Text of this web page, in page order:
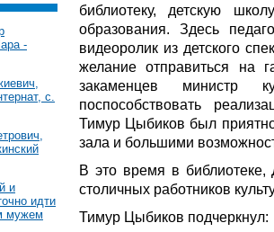
-
с.
и
идти
мужем
библиотеку, детскую
образования. Здесь
видеоролик из детского
желание отправиться на
закаменцев министр
поспособствовать
Тимур Цыбиков был
зала и большими
В это время в
столичных работников
Тимур Цыбиков подчеркнул: